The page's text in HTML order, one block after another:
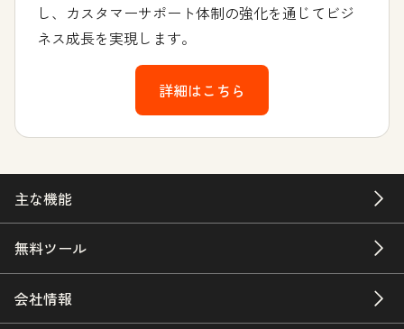
し、カスタマーサポート体制の強化を通じてビジ
ネス成長を実現します。
詳細はこちら
主な機能
無料ツール
会社情報